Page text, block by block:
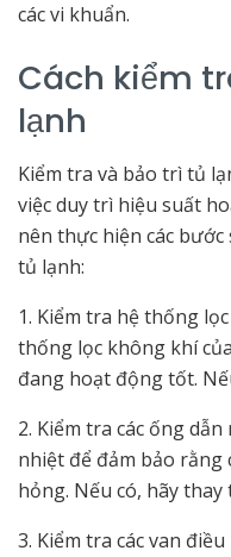
các vi khuẩn.
Cách kiểm
lạnh
Kiểm tra và bảo trì tủ
việc duy trì hiệu suất
nên thực hiện các
tủ lạnh:
1. Kiểm tra hệ thống
thống lọc không khí
đang hoạt động tốt.
2. Kiểm tra các ống
nhiệt để đảm bảo
hỏng. Nếu có, hãy thay
3. Kiểm tra các van